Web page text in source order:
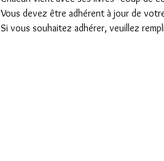
Vous devez être adhérent à jour de
Si vous souhaitez adhérer, veuillez